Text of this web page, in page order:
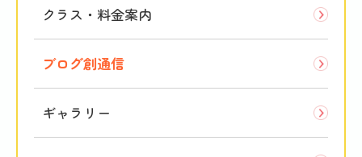
クラス・料金案内
ブログ創通信
ギャラリー